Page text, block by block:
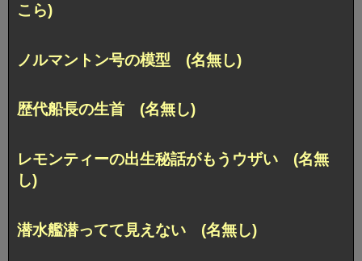
こら)
ノルマントン号の模型 (名無し)
歴代船長の生首 (名無し)
レモンティーの出生秘話がもうウザい (名無
し)
潜水艦潜ってて見えない (名無し)